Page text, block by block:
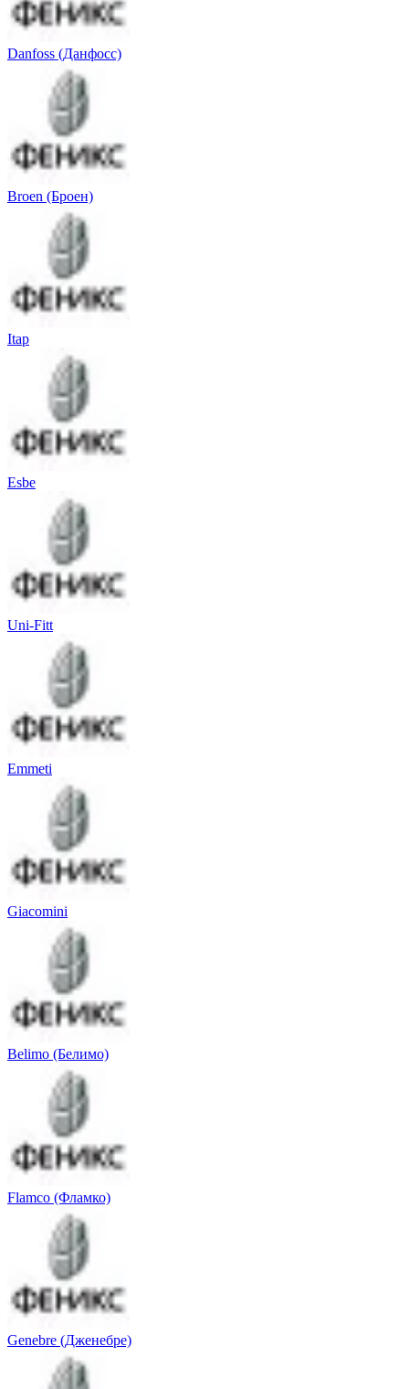
Danfoss (Данфосс)
Broen (Броен)
Itap
Esbe
Uni-Fitt
Emmeti
Giacomini
Belimo (Белимо)
Flamco (Фламко)
Genebre (Дженебре)